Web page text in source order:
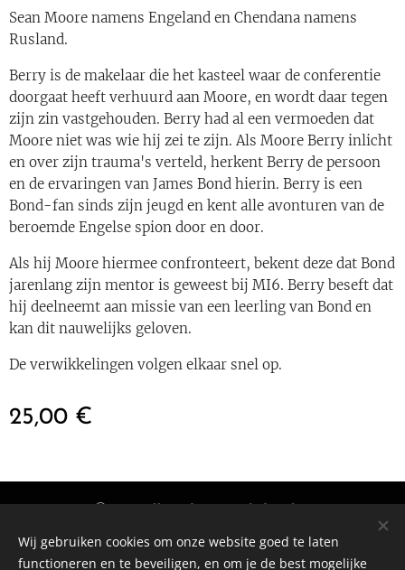
Sean Moore namens Engeland en Chendana namens
Rusland.
Berry is de makelaar die het kasteel waar de conferentie
doorgaat heeft verhuurd aan Moore, en wordt daar tegen
zijn zin vastgehouden. Berry had al een vermoeden dat
Moore niet was wie hij zei te zijn. Als Moore Berry inlicht
en over zijn trauma's verteld, herkent Berry de persoon
en de ervaringen van James Bond hierin. Berry is een
Bond-fan sinds zijn jeugd en kent alle avonturen van de
beroemde Engelse spion door en door.
Als hij Moore hiermee confronteert, bekent deze dat Bond
jarenlang zijn mentor is geweest bij MI6. Berry beseft dat
hij deelneemt aan missie van een leerling van Bond en
kan dit nauwelijks geloven.
De verwikkelingen volgen elkaar snel op.
25,00 €
© 2024 Alle rechten voorbehouden
Gemaakt doorcleanware
Wij gebruiken cookies om onze website goed te laten
functioneren en te beveiligen, en om je de best mogelijke